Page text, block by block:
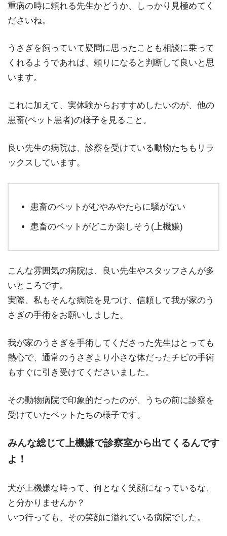
重病の時に頼れる先生かどうか、しっかり見極めてく
ださいね。
うさぎを飼っていて疑問に思ったことも相談に乗って
くれるようであれば、頼りになると判断して良いと思
います。
これに加えて、実体験からおすすめしたいのが、他の
患畜(ペット患者)の様子を見ること。
良い先生の病院は、診察を受けている動物たちもリラ
ックスしています。
患畜のペットがむやみやたらに騒がない
患畜のペットがどこか楽しそう(上機嫌)
こんな雰囲気の病院は、良い先生やスタッフさんが多
いところです。
実際、私もそんな病院を見つけ、信頼して我が家のう
さぎの手術をお願いしました。
我が家のうさぎを手術してくださった先生はとっても
熱心で、通常のうさぎより小さな体だったチビの手術
もすぐに引き受けてくださいました。
その動物病院で印象的だったのが、うちの前に診察を
受けていたペットたちの様子です。
みんな総じて上機嫌で診察室から出てくるんです
よ！
犬が上機嫌な時って、何となく笑顔になっているな、
と分かりませんか？
いつ行っても、その笑顔に溢れている病院でした。